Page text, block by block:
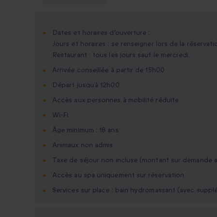
Dates et horaires d'ouverture :
Jours et horaires : se renseigner lors de la
Restaurant : tous les jours sauf le mercredi.
Arrivée conseillée à partir de 15h00
Départ jusqu’à 12h00
Accès aux personnes à mobilité réduite
Wi-Fi
Âge minimum : 18 ans
Animaux non admis
Taxe de séjour non incluse (montant sur demande
Accès au spa uniquement sur réservation
Services sur place : bain hydromassant (avec